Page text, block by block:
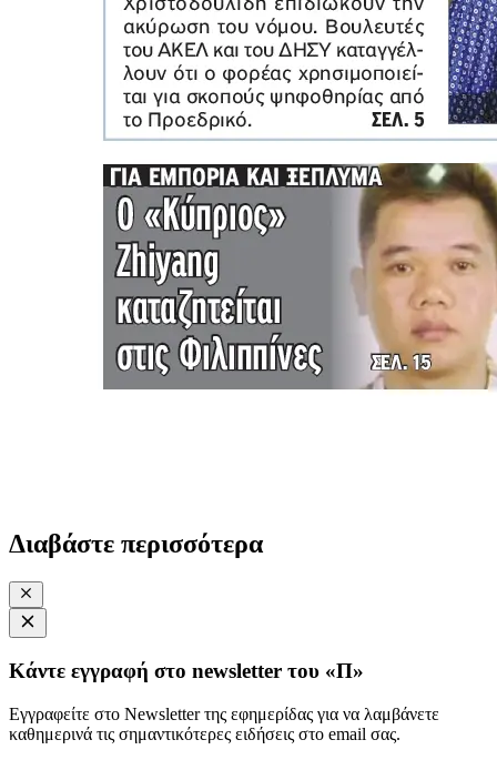
Διαβάστε περισσότερα
Κάντε εγγραφή στο newsletter του «Π»
Εγγραφείτε στο Newsletter της εφημερίδας για να λαμβάνετε
καθημερινά τις σημαντικότερες ειδήσεις στο email σας.